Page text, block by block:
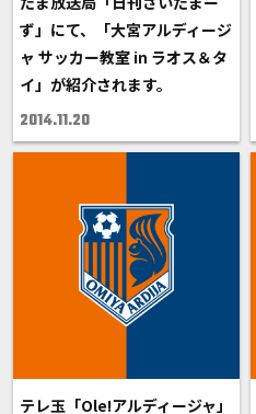
ず」にて、「大宮アルディージ
ャ サッカー教室 in ラオス＆タ
イ」が紹介されます。
2014.11.20
テレ玉「Ole!アルディージャ」